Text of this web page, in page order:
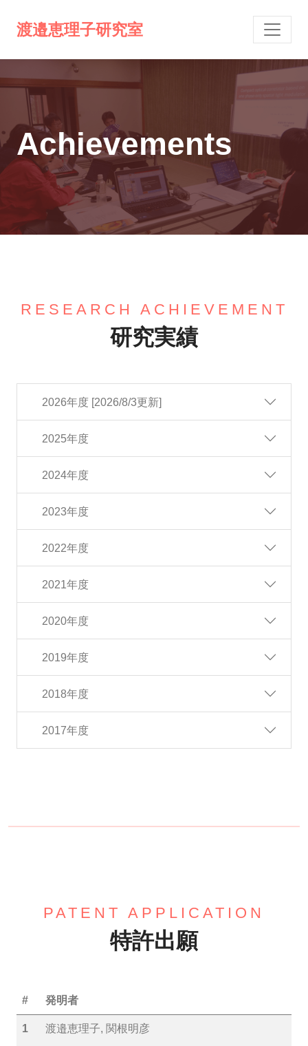
渡邉恵理子研究室
Achievements
RESEARCH ACHIEVEMENT
研究実績
2026年度 [2026/8/3更新]
2025年度
2024年度
2023年度
2022年度
2021年度
2020年度
2019年度
2018年度
2017年度
PATENT APPLICATION
特許出願
# 発明者
1 渡邉恵理子, 関根明彦